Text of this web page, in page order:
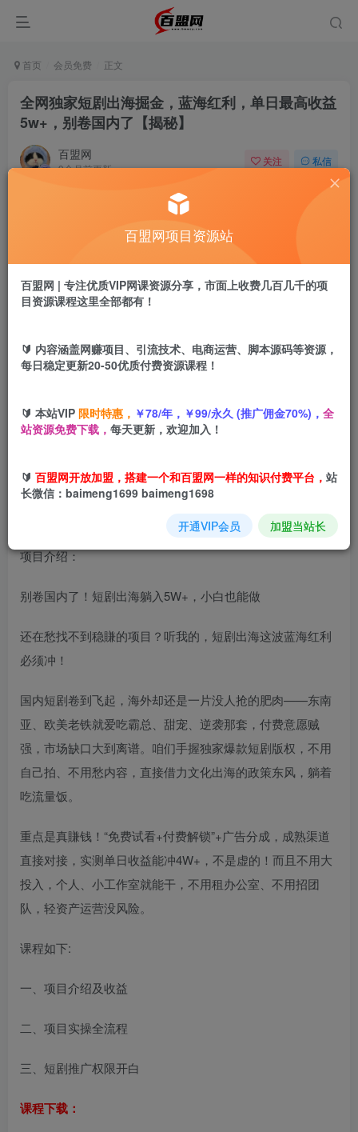
首页 会员免费 正文
全网独家短剧出海掘金，蓝海红利，单日最高收益
5w+，别卷国内了【揭秘】
百盟网
9个月前更新
关注 私信
盟币9.9
立即购买
全网独家短剧出海掘金，蓝海红利，单日最高收益5w+，别
项目介绍：
别卷国内了！短剧出海躺入5W+，小白也能做
还在愁找不到稳賺的项目？听我的，短剧出海这波蓝海红利
必须冲！
国内短剧卷到飞起，海外却还是一片没人抢的肥肉——东南
亚、欧美老铁就爱吃霸总、甜宠、逆袭那套，付费意愿贼
强，市场缺口大到离谱。咱们手握独家爆款短剧版权，不用
自己拍、不用愁内容，直接借力文化出海的政策东风，躺着
吃流量饭。
重点是真賺钱！“免费试看+付费解锁”+广告分成，成熟渠道
直接对接，实测单日收益能冲4W+，不是虚的！而且不用大
投入，个人、小工作室就能干，不用租办公室、不用招团
队，轻资产运营没风险。
课程如下:
一、项目介绍及收益
二、项目实操全流程
三、短剧推广权限开白
课程下载：
百盟网项目资源站
百盟网 | 专注优质VIP网课资源分享，市面上收费几百几千的项
目资源课程这里全部都有！
🔰 内容涵盖网赚项目、引流技术、电商运营、脚本源码等资源，
每日稳定更新20-50优质付费资源课程！
🔰 本站VIP 限时特惠， ￥78/年，￥99/永久 (推广佣金70%)， 全
站资源免费下载， 每天更新，欢迎加入！
🔰 百盟网开放加盟，搭建一个和百盟网一样的知识付费平台， 站
长微信：baimeng1699 baimeng1698
开通VIP会员 加盟当站长